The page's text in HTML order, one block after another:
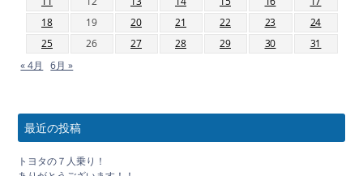
18
19 20 21 22 23
24
25
26 27 28 29 30
31
« 4月
6月 »
最近の投稿
トヨタの７人乗り！